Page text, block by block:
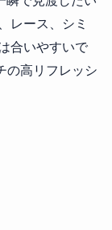
レース、シミ
合いやすいで
の高リフレッシ